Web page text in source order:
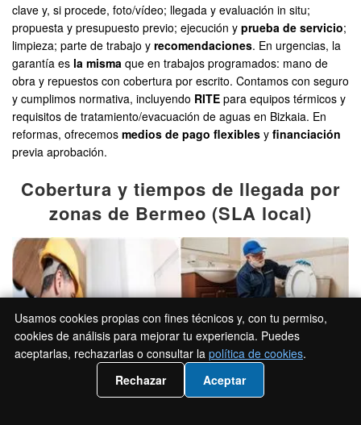
clave y, si procede, foto/vídeo; llegada y evaluación in situ;
propuesta y presupuesto previo; ejecución y prueba de servicio;
limpieza; parte de trabajo y recomendaciones. En urgencias, la
garantía es la misma que en trabajos programados: mano de
obra y repuestos con cobertura por escrito. Contamos con seguro
y cumplimos normativa, incluyendo RITE para equipos térmicos y
requisitos de tratamiento/evacuación de aguas en Bizkaia. En
reformas, ofrecemos medios de pago flexibles y financiación
previa aprobación.
Cobertura y tiempos de llegada por
zonas de Bermeo (SLA local)
📲 Llámanos 946 53 50 89
Usamos cookies propias con fines técnicos y, con tu permiso,
cookies de análisis para mejorar tu experiencia. Puedes
aceptarlas, rechazarlas o consultar la política de cookies.
Rechazar
Aceptar